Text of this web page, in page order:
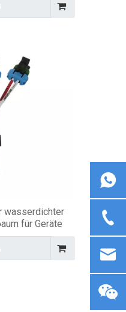
wasserdichter
für Geräte